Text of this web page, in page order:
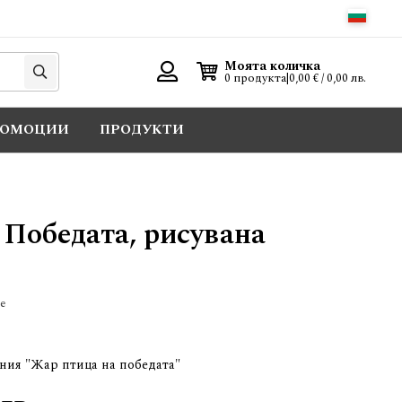
Търси
Моята количка
0 продукта|0,00 € / 0,00 лв.
ПРОДУКТИ
рисувана
"Жар птица на победата"